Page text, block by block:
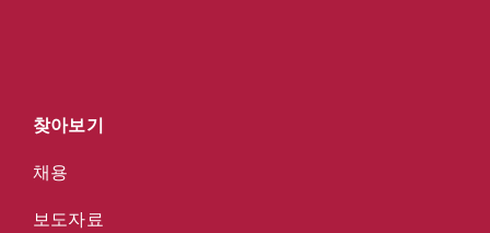
찾아보기
채용
보도자료